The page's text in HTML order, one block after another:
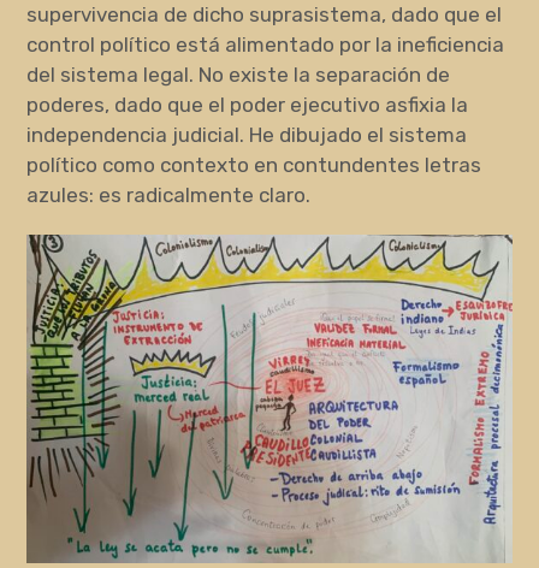
supervivencia de dicho suprasistema, dado que el
control político está alimentado por la ineficiencia
del sistema legal. No existe la separación de
poderes, dado que el poder ejecutivo asfixia la
independencia judicial. He dibujado el sistema
político como contexto en contundentes letras
azules: es radicalmente claro.